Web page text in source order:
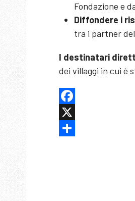
Fondazione e
Diffondere i
tra i partner
I destinatari
dei villaggi in cui è
Facebook
X